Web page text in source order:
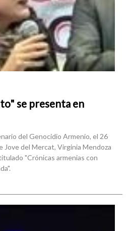
se presenta en
del Genocidio Armenio, el 26
Jove del Mercat, Virginia Mendoza
"Crónicas armenias con